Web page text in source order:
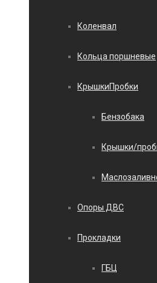
Коленвал
Кольца поршневые
КрышкиПробки
Бензобака
Крышки/
Опоры ДВС
Прокладки
ГБЦ